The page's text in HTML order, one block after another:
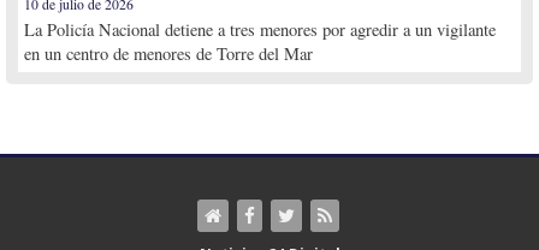
10 de julio de 2026
La Policía Nacional detiene a tres menores por agredir a un vigilante
en un centro de menores de Torre del Mar